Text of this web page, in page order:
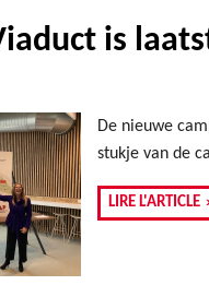
is
De nieuwe
stukje van de
LIRE L'ARTICLE